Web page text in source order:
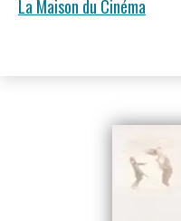
La Maison du Cinéma